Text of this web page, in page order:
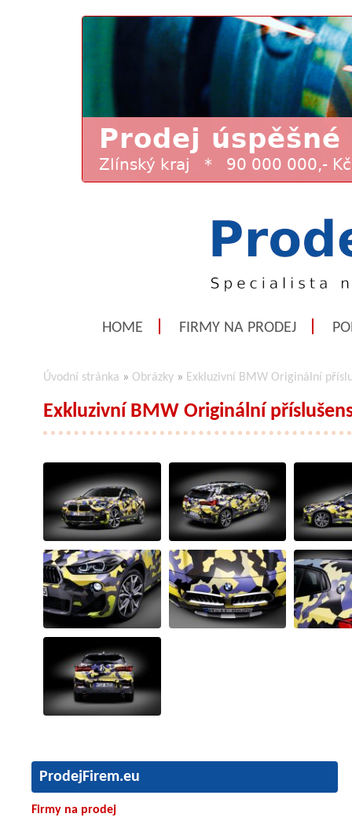
HOME FIRMY NA PRODEJ
Úvodní stránka » Obrázky » Exkluzivní BMW Originální
Exkluzivní BMW Originální
ProdejFirem.eu
Firmy na prodej